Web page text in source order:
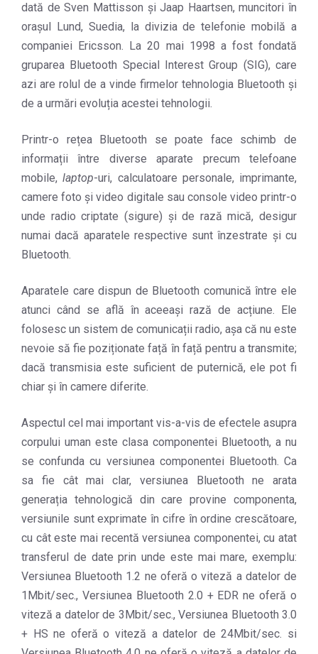
dată de Sven Mattisson și Jaap Haartsen, muncitori în
orașul Lund, Suedia, la divizia de telefonie mobilă a
companiei Ericsson. La 20 mai 1998 a fost fondată
gruparea Bluetooth Special Interest Group (SIG), care
azi are rolul de a vinde firmelor tehnologia Bluetooth și
de a urmări evoluția acestei tehnologii.
Printr-o rețea Bluetooth se poate face schimb de
informații între diverse aparate precum telefoane
mobile,laptop-uri, calculatoare personale, imprimante,
camere foto și video digitale sau console video printr-o
unde radio criptate (sigure) și de rază mică, desigur
numai dacă aparatele respective sunt înzestrate și cu
Bluetooth.
Aparatele care dispun de Bluetooth comunică între ele
atunci când se află în aceeași rază de acțiune. Ele
folosesc un sistem de comunicații radio, așa că nu este
nevoie să fie poziționate față în față pentru a transmite;
dacă transmisia este suficient de puternică, ele pot fi
chiar și în camere diferite.
Aspectul cel mai important vis-a-vis de efectele asupra
corpului uman este clasa componentei Bluetooth, a nu
se confunda cu versiunea componentei Bluetooth. Ca
sa fie cât mai clar, versiunea Bluetooth ne arata
generația tehnologică din care provine componenta,
versiunile sunt exprimate în cifre în ordine crescătoare,
cu cât este mai recentă versiunea componentei, cu atat
transferul de date prin unde este mai mare, exemplu:
Versiunea Bluetooth 1.2 ne oferă o viteză a datelor de
1Mbit/sec., Versiunea Bluetooth 2.0 + EDR ne oferă o
viteză a datelor de 3Mbit/sec., Versiunea Bluetooth 3.0
+ HS ne oferă o viteză a datelor de 24Mbit/sec. si